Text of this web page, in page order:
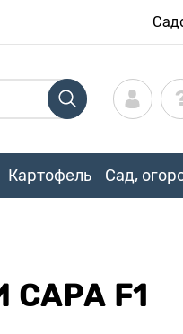
Картофель Сад,
F1